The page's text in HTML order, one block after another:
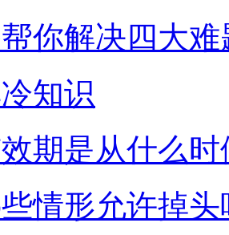
你解决四大难
知识
期是从什么时
情形允许掉头